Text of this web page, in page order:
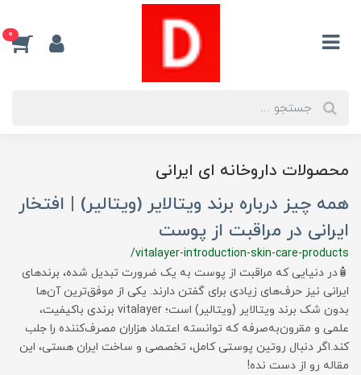
0
محصولات داروخانه ای ایرانی
همه چیز درباره برند ویتالایر (ویتالیر) | افتخار
ایرانی در مراقبت از پوست
/vitalayer-introduction-skin-care-products
🧴در دنیایی که مراقبت از پوست به یک ضرورت تبدیل شده، برندهای
ایرانی نیز حرف‌های زیادی برای گفتن دارند. یکی از موفق‌ترین آن‌ها
بدون شک برند ویتالایر (ویتالیر) است؛ vitalayer برندی باکیفیت،
علمی و مقرون‌به‌صرفه که توانسته اعتماد هزاران مصرف‌کننده را جلب
کند.اگر دنبال روتین پوستی کامل، تخصصی و ساخت ایران هستی، این
مقاله رو از دست نده!